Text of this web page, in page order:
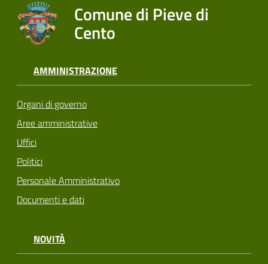
Comune di Pieve di
Cento
AMMINISTRAZIONE
Organi di governo
Aree amministrative
Uffici
Politici
Personale Amministrativo
Documenti e dati
NOVITÀ